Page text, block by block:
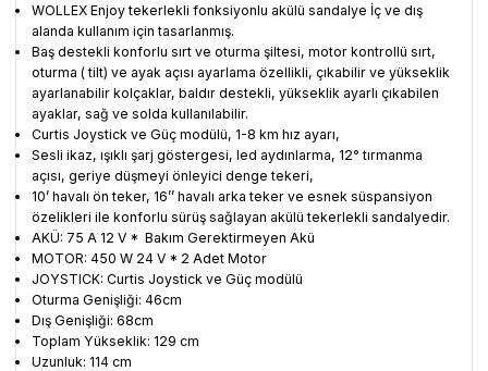
WOLLEX Enjoy tekerlekli fonksiyonlu akülü sandalye İç ve dış
alanda kullanım için tasarlanmış.
Baş destekli konforlu sırt ve oturma şiltesi, motor kontrollü sırt,
oturma ( tilt) ve ayak açısı ayarlama özellikli, çıkabilir ve yükseklik
ayarlanabilir kolçaklar, baldır destekli, yükseklik ayarlı çıkabilen
ayaklar, sağ ve solda kullanılabilir.
Curtis Joystick ve Güç modülü, 1-8 km hız ayarı,
Sesli ikaz, ışıklı şarj göstergesi, led aydınlarma, 12° tırmanma
açısı, geriye düşmeyi önleyici denge tekeri,
10’ havalı ön teker, 16’’ havalı arka teker ve esnek süspansiyon
özelikleri ile konforlu sürüş sağlayan akülü tekerlekli sandalyedir.
AKÜ: 75 A 12 V * Bakım Gerektirmeyen Akü
MOTOR: 450 W 24 V * 2 Adet Motor
JOYSTICK: Curtis Joystick ve Güç modülü
Oturma Genişliği: 46cm
Dış Genişliği: 68cm
Toplam Yükseklik: 129 cm
Uzunluk: 114 cm